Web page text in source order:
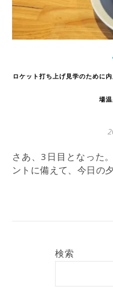
ロケット打ち上げ見学のために
場
さあ、3日目となった。明日の早朝に行われるメインイベ
ントに備えて、今日の
検索